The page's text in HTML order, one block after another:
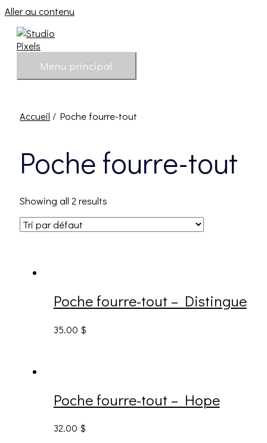
Aller au contenu
Menu principal
Accueil / Poche fourre-tout
Poche fourre-tout
Showing all 2 results
Poche fourre-tout – Distingue
35.00 $
Poche fourre-tout – Hope
32.00 $